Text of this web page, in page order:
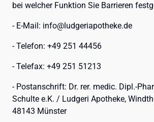
bei welcher Funktion Sie Barrieren
- E-Mail: info@ludgeriapotheke.de
- Telefon: +49 251 44456
- Telefax: +49 251 51213
- Postanschrift: Dr. rer. medic. Dipl.-
Schulte e.K. / Ludgeri Apotheke,
48143 Münster